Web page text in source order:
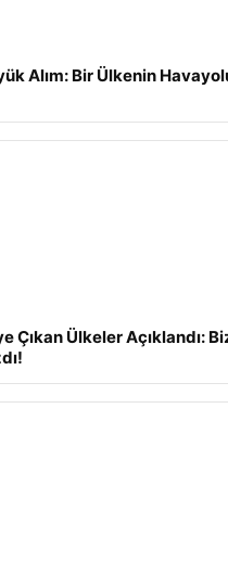
Alım: Bir Ülkenin
Çıkan Ülkeler Açıklandı: